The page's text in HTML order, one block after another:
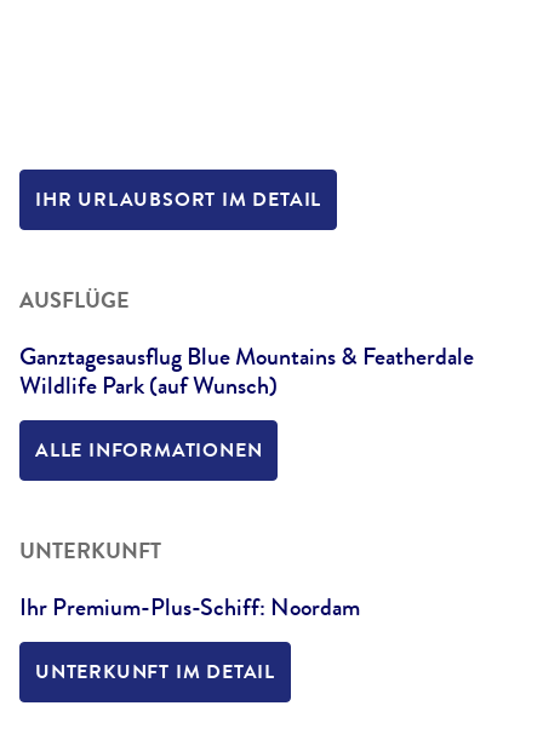
IHR URLAUBSORT IM DETAIL
AUSFLÜGE
Ganztagesausflug Blue Mountains & Featherdale
Wildlife Park (auf Wunsch)
ALLE INFORMATIONEN
UNTERKUNFT
Ihr Premium-Plus-Schiff: Noordam
UNTERKUNFT IM DETAIL